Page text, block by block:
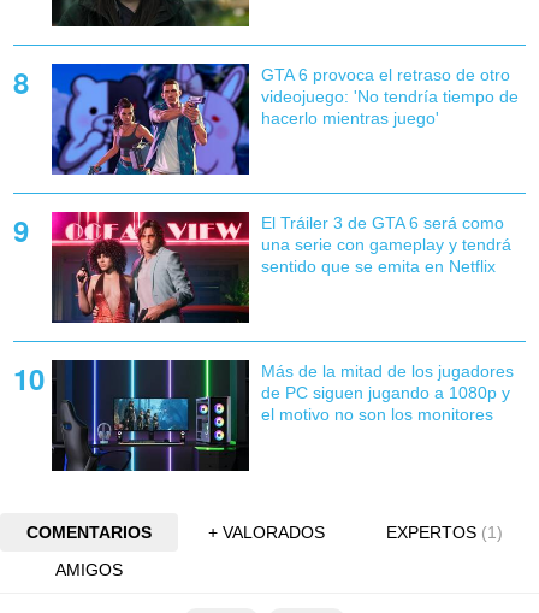
GTA 6 provoca el retraso de otro
videojuego: 'No tendría tiempo de
hacerlo mientras juego'
El Tráiler 3 de GTA 6 será como
una serie con gameplay y tendrá
sentido que se emita en Netflix
Más de la mitad de los jugadores
de PC siguen jugando a 1080p y
el motivo no son los monitores
COMENTARIOS + VALORADOS EXPERTOS (1)
AMIGOS